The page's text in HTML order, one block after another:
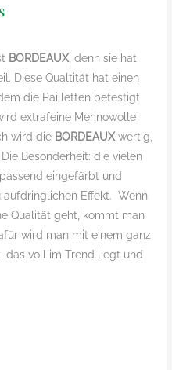
BORDEAUX , denn sie hat
Diese Qualtität hat einen
die Pailletten befestigt
extrafeine Merinowolle
wird die BORDEAUX wertig,
Besonderheit: die vielen
eingefärbt und
aufdringlichen Effekt. Wenn
Qualität geht, kommt man
wird man mit einem ganz
das voll im Trend liegt und